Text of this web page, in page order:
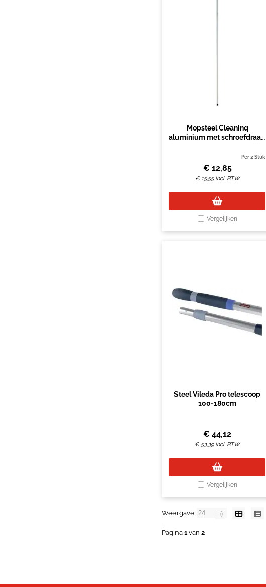
Mopsteel Cleaninq
aluminium met schroefdraad
Per 2 Stuk
€ 12,85
€15,55 Incl. BTW
Vergelijken
Steel Vileda Pro telescoop
100-180cm
€ 44,12
€ 53,39 Incl. BTW
Vergelijken
Weergave:
Pagina 1van 2